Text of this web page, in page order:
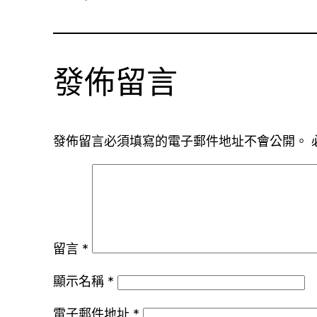
發佈留言
發佈留言必須填寫的電子郵件地址不會公開。
留言 *
顯示名稱 *
電子郵件地址 *